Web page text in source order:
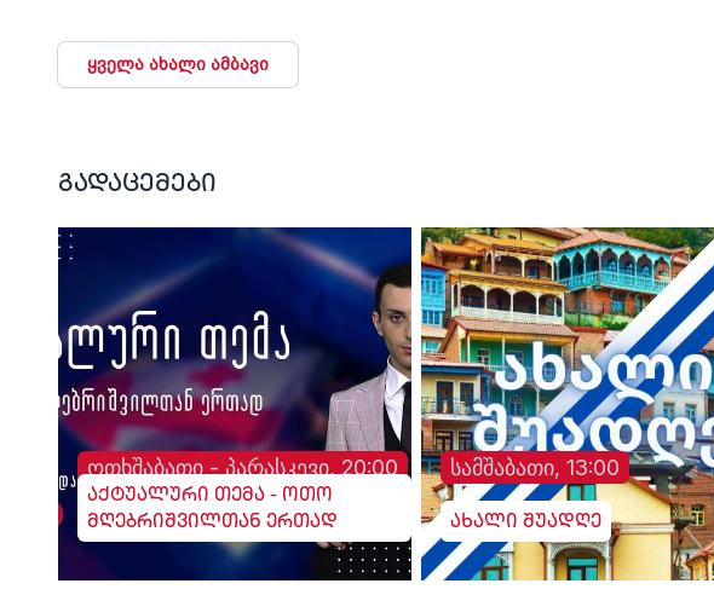
ყველა ახალი ამბავი
გადაცემები
ოთხშაბათი - პარასკევი, 20:00
აქტუალური თემა - ოთო
მღებრიშვილთან ერთად
სამშაბათი, 13:00
ახალი შუადღე